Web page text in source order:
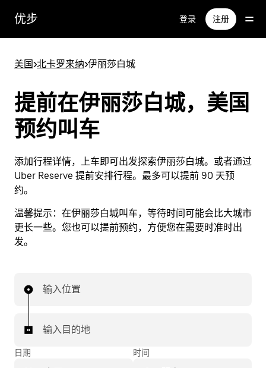
优步 登录 注册
美国>北卡罗来纳>伊丽莎白城
提前在伊丽莎白城，美国
预约叫车
添加行程详情，上车即可出发探索伊丽莎白城。或者通过
Uber Reserve 提前安排行程。最多可以提前 90 天预
约。
温馨提示： 在伊丽莎白城叫车，等待时间可能会比大城市
更长一些。您也可以提前预约，方便您在需要时准时出
发。
输入位置
输入目的地
日期 时间